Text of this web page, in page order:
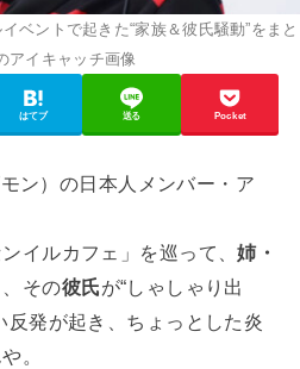
ベントで起きた“家族＆彼氏騒動”をまと
アイキャッチ画像
はてブ 送る Pocket
ン）の日本人メンバー・ア
イルカフェ」を巡って、姉・
、その彼氏が“しゃしゃり出
反発が起き、ちょっとした炎
。